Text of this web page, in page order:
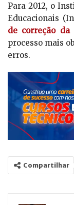
Para 2012, o
Educacionais
de correção da
processo mais
erros.
Compartilhar